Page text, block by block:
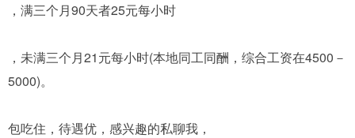
，满三个月90天者25元每小时
，未满三个月21元每小时(本地同工同酬，综合工资在4500－
5000)。
包吃住，待遇优，感兴趣的私聊我，